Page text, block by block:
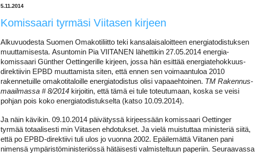
5.11.2014
Komissaari tyrmäsi Viitasen kirjeen
Alkuvuodesta Suomen Omakotiliitto teki kansalaisaloitteen energiatodistuksen
muuttamisesta. Asuntomin Pia VIITANEN lähettikin 27.05.2014 energia-
komissaari Günther Oettingerille kirjeen, jossa hän esittää energiatehokkuus-
direktiivin EPBD muuttamista siten, että ennen sen voimaantuloa 2010
rakennetuille omakotitaloille energiatodistus olisi vapaaehtoinen. TM Rakennus-
maailmassa # 8/2014 kirjoitin, että tämä ei tule toteutumaan, koska se veisi
pohjan pois koko energiatodistukselta (katso 10.09.2014).
Ja näin kävikin. 09.10.2014 päivätyssä kirjeessään komissaari Oettinger
tyrmää totaalisesti min Viitasen ehdotukset. Ja vielä muistuttaa ministeriä siitä,
että po EPBD-direktiivi tuli ulos jo vuonna 2002. Epäilemättä Viitanen pani
nimensä ympäristöministeriössä hätäisesti valmisteltuun paperiin. Seuraavassa